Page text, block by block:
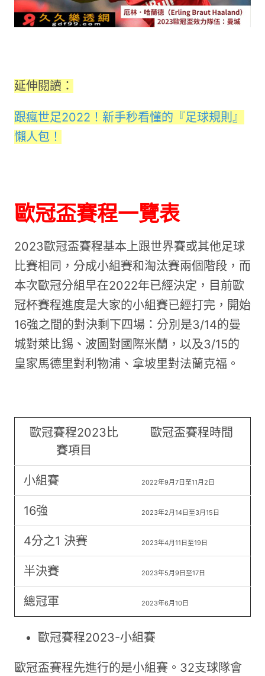
延伸閱讀：
跟瘋世足2022！新手秒看懂的『足球規則』
懶人包！
歐冠盃賽程一覽表
2023歐冠盃賽程基本上跟世界賽或其他足球
比賽相同，分成小組賽和淘汰賽兩個階段，而
本次歐冠分組早在2022年已經決定，目前歐
冠杯賽程進度是大家的小組賽已經打完，開始
16強之間的對決剩下四場：分別是3/14的曼
城對萊比錫、波圖對國際米蘭，以及3/15的
皇家馬德里對利物浦、拿坡里對法蘭克福。
歐冠賽程2023比
賽項目
歐冠盃賽程時間
小組賽 2022年9月7日至11月2日
16強 2023年2月14日至3月15日
4分之1 決賽 2023年4月11日至19日
半決賽 2023年5月9日至17日
總冠軍 2023年6月10日
歐冠賽程2023-小組賽
歐冠盃賽程先進行的是小組賽。32支球隊會